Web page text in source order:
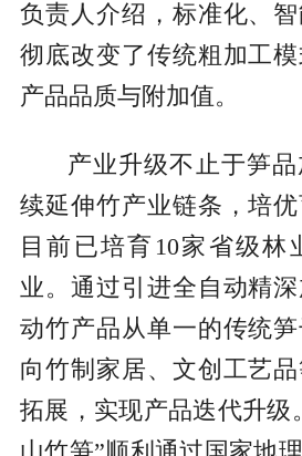
负责人介绍，标准化、智
彻底改变了传统粗加工
产品品质与附加值。
产业升级不止于笋
续延伸竹产业链条，培优
目前已培育10家省级林
业。通过引进全自动精
动竹产品从单一的传统笋
向竹制家居、文创工艺
拓展，实现产品迭代升级